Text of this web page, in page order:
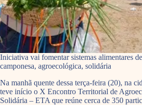
Iniciativa vai fomentar sistemas alimentares
camponesa, agroecológica, solidária
Na manhã quente dessa terça-feira (20), na
teve início o X Encontro Territorial de
Solidária – ETA que reúne cerca de 350